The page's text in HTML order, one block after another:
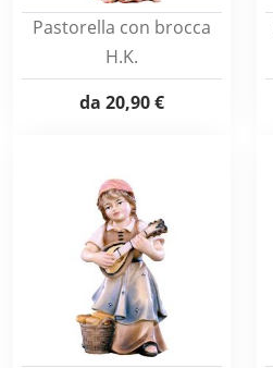
Pastorella con brocca
H.K.
da 20,90 €